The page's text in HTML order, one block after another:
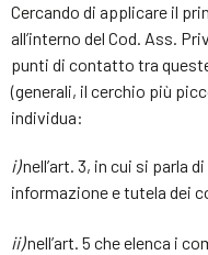
Cercando di applicare il
all’interno del Cod. Ass.
punti di contatto tra
(generali, il cerchio più
individua:
i)nell’art. 3, in cui si parla
informazione e tutela dei
ii)nell’art. 5 che elenca i